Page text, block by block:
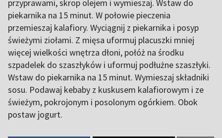
przyprawami, skrop olejem i wymieszaj. Wstaw do
piekarnika na 15 minut. W połowie pieczenia
przemieszaj kalafiory. Wyciągnij z piekarnika i posyp
świeżymi ziołami. Z mięsa uformuj placuszki mniej
więcej wielkości wnętrza dłoni, połóż na środku
szpadelek do szaszłyków i uformuj podłużne szaszłyki.
Wstaw do piekarnika na 15 minut. Wymieszaj składniki
sosu. Podawaj kebaby z kuskusem kalafiorowym i ze
świeżym, pokrojonym i posolonym ogórkiem. Obok
postaw jogurt.